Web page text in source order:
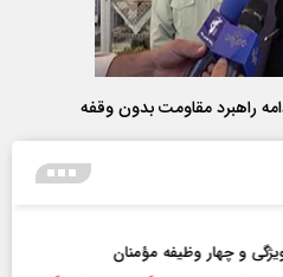
راهبرد مقاومت بدون وقفه
و چهار وظیفه مؤمنان